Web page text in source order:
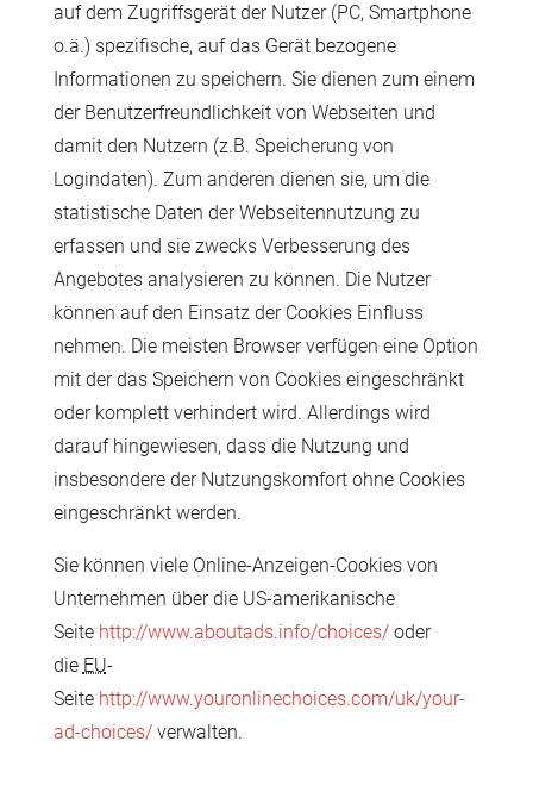
auf dem Zugriffsgerät der Nutzer (PC, Smartphone
o.ä.) spezifische, auf das Gerät bezogene
Informationen zu speichern. Sie dienen zum einem
der Benutzerfreundlichkeit von Webseiten und
damit den Nutzern (z.B. Speicherung von
Logindaten). Zum anderen dienen sie, um die
statistische Daten der Webseitennutzung zu
erfassen und sie zwecks Verbesserung des
Angebotes analysieren zu können. Die Nutzer
können auf den Einsatz der Cookies Einfluss
nehmen. Die meisten Browser verfügen eine Option
mit der das Speichern von Cookies eingeschränkt
oder komplett verhindert wird. Allerdings wird
darauf hingewiesen, dass die Nutzung und
insbesondere der Nutzungskomfort ohne Cookies
eingeschränkt werden.
Sie können viele Online-Anzeigen-Cookies von
Unternehmen über die US-amerikanische
Seite http://www.aboutads.info/choices/oder
die EU-
Seite http://www.youronlinechoices.com/uk/your-
ad-choices/ verwalten.